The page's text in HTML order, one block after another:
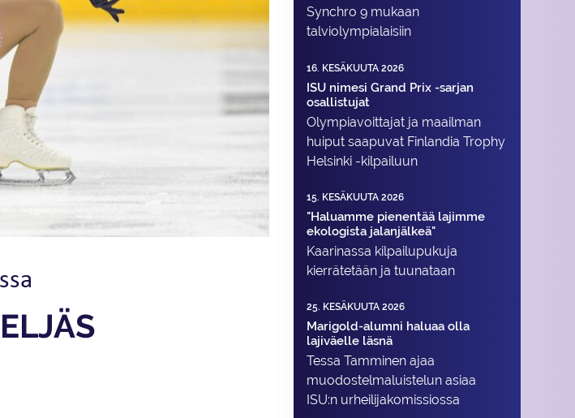
Synchro 9 mukaan
talviolympialaisiin
16. KESÄKUUTA 2026
ISU nimesi Grand Prix -sarjan
osallistujat
Olympiavoittajat ja maailman
huiput saapuvat Finlandia Trophy
Helsinki -kilpailuun
15. KESÄKUUTA 2026
"Haluamme pienentää lajimme
ekologista jalanjälkeä"
Kaarinassa kilpailupukuja
kierrätetään ja tuunataan
25. KESÄKUUTA 2026
Marigold-alumni haluaa olla
lajiväelle läsnä
Tessa Tamminen ajaa
muodostelma­luistelun asiaa
ISU:n urheilija­komissiossa